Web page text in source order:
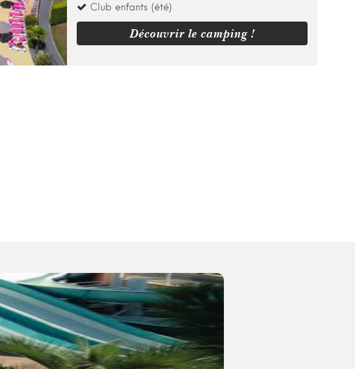
Club enfants (été)
Découvrir le camping !